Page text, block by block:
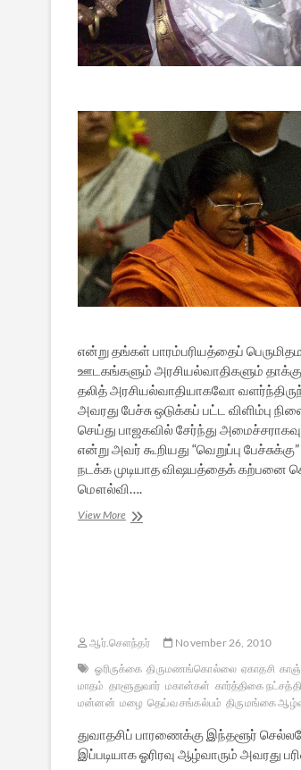
என்று தங்கள் பாரம்பரியத்தைப்
ஊடகங்களும் அரசியல்வாதிகளும்
தலித் அரசியல்வாதியாகவோ
அவரது பேச்சு ஒடுக்கப் பட்ட விளிம்பு
செய்து பாஜகவில் சேர்ந்து
என்று அவர் கூறியது “வெறுப்பு
நடக்க முடியாத விஷயத்தைக் கற்பனை
மௌல்வி….
View Moreசாத்வியின்
ஆர்.சௌந்தர்
November 26, 2010
ஓரிருக்கை திருமணங்கொல்லை ஏகாதசி
மாதம் தாளூதுவார் மகான்கள் கார்த்திகை
மன்னன் மழை தெய்வ சங்கல்பம் திருமங்கை
துவாதசிப் பாரணைக்கு இந்தளூர்
இப்படியாக ஓரிரவு ஆழ்வாரும் அவரது